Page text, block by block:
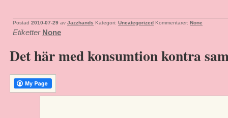
Postad 2010-07-29 av Jazzhands Kategori: Uncategorized Kommentarer: None
Etiketter None
Det här med konsumtion kontra